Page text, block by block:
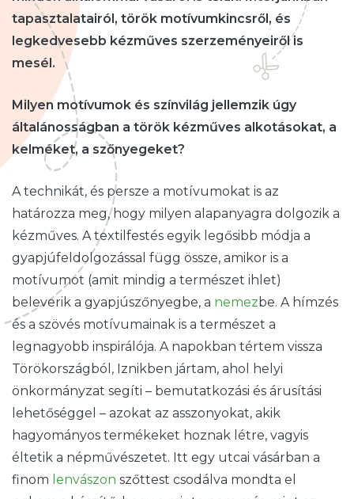
tapasztalatairól, török motívumkincsről, és
legkedvesebb kézműves szerzeményeiről is
mesél.
Milyen motívumok és színvilág jellemzik úgy
általánosságban a török kézműves alkotásokat, a
kelméket, a szőnyegeket?
A technikát, és persze a motívumokat is az
határozza meg, hogy milyen alapanyagra dolgozik a
kézműves. A textilfestés egyik legősibb módja a
gyapjúfeldolgozással függ össze, amikor is a
motívumot (amit mindig a természet ihlet)
beleverik a gyapjúszőnyegbe, a nemezbe. A hímzés
és a szövés motívumainak is a természet a
legnagyobb inspirálója. A napokban tértem vissza
Törökországból, Iznikben jártam, ahol helyi
önkormányzat segíti – bemutatkozási és árusítási
lehetőséggel – azokat az asszonyokat, akik
hagyományos termékeket hoznak létre, vagyis
éltetik a népművészetet. Itt egy utcai vásárban a
finom lenvászon szőttest csodálva mondta el